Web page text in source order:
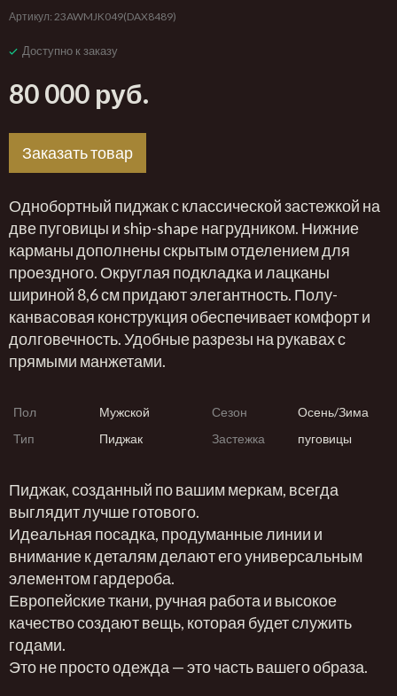
Артикул: 23AWMJK049(DAX8489)
Доступно к заказу
80 000 руб.
Заказать товар
Однобортный пиджак с классической застежкой на
две пуговицы и ship-shape нагрудником. Нижние
карманы дополнены скрытым отделением для
проездного. Округлая подкладка и лацканы
шириной 8,6 см придают элегантность. Полу-
канвасовая конструкция обеспечивает комфорт и
долговечность. Удобные разрезы на рукавах с
прямыми манжетами.
Пол Мужской Сезон
Осень/Зима
Тип
Пиджак Застежка пуговицы
Пиджак, созданный по вашим меркам, всегда
выглядит лучше готового.
Идеальная посадка, продуманные линии и
внимание к деталям делают его универсальным
элементом гардероба.
Европейские ткани, ручная работа и высокое
качество создают вещь, которая будет служить
годами.
Это не просто одежда — это часть вашего образа.